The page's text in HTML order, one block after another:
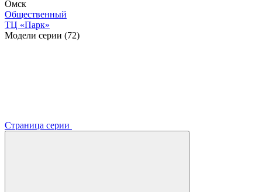
Омск
Общественный
ТЦ «Парк»
Модели серии (72)
Страница серии